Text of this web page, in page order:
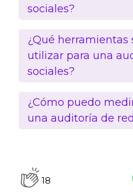
sociales?
¿Qué herramientas
utilizar para una
sociales?
¿Cómo puedo
una auditoría de
18